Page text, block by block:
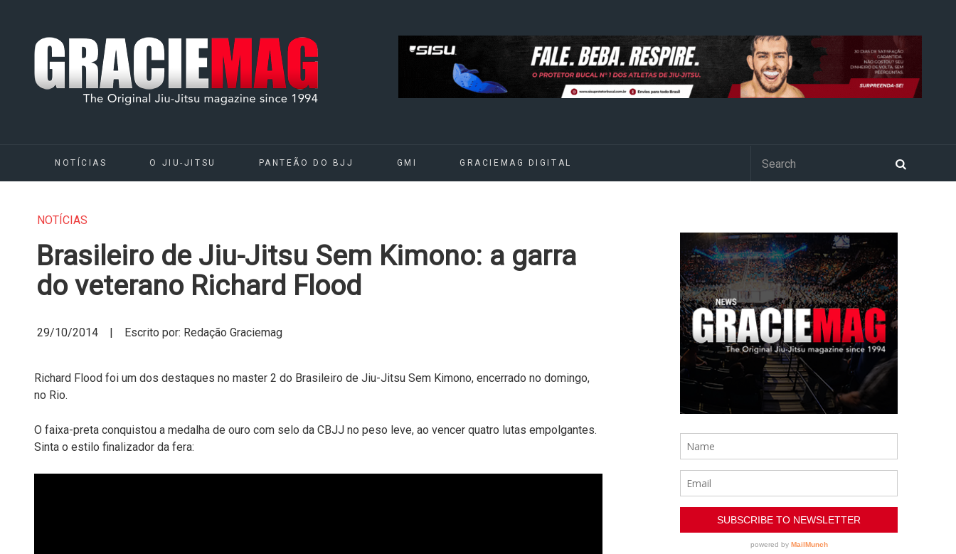
NOTÍCIAS O JIU-JITSU PANTEÃO DO BJJ GMI GRACIEMAG DIGITAL
NOTÍCIAS
Brasileiro de Jiu-Jitsu Sem Kimono: a garra
do veterano Richard Flood
29/10/2014 | Escrito por: Redação Graciemag
Richard Flood foi um dos destaques no master 2 do Brasileiro de Jiu-Jitsu Sem Kimono, encerrado no domingo,
no Rio.
O faixa-preta conquistou a medalha de ouro com selo da CBJJ no peso leve, ao vencer quatro lutas empolgantes.
Sinta o estilo finalizador da fera: